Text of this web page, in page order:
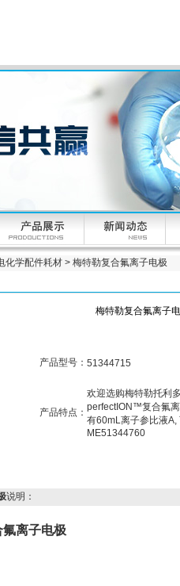
化学配件耗材 > 梅特勒复合氟离子电极
梅特勒复合氟离子
产品型号： 51344715
产品特点：
欢迎选购梅特勒托利多
perfectION™复合氟
有60mL离子参比液A,
ME51344760
说明：
离子电极